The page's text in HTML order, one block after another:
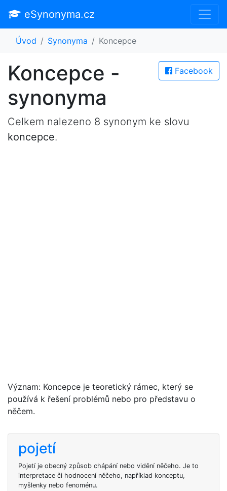
eSynonyma.cz
Úvod Synonyma Koncepce
Facebook
Koncepce -
synonyma
Celkem nalezeno 8 synonym ke slovu
koncepce.
Význam: Koncepce je teoretický rámec, který se
používá k řešení problémů nebo pro představu o
něčem.
pojetí
Pojetí je obecný způsob chápání nebo vidění něčeho. Je to
interpretace či hodnocení něčeho, například konceptu,
myšlenky nebo fenoménu.